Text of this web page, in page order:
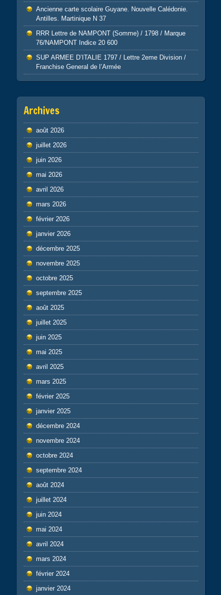
Ancienne carte scolaire Guyane. Nouvelle Calédonie.
Antilles. Martinique N 37
RRR Lettre de NAMPONT (Somme) / 1798 / Marque
76/NAMPONT Indice 20 600
SUP ARMEE D’ITALIE 1797 / Lettre 2eme Division /
Franchise General de l’Armée
Archives
août 2026
juillet 2026
juin 2026
mai 2026
avril 2026
mars 2026
février 2026
janvier 2026
décembre 2025
novembre 2025
octobre 2025
septembre 2025
août 2025
juillet 2025
juin 2025
mai 2025
avril 2025
mars 2025
février 2025
janvier 2025
décembre 2024
novembre 2024
octobre 2024
septembre 2024
août 2024
juillet 2024
juin 2024
mai 2024
avril 2024
mars 2024
février 2024
janvier 2024